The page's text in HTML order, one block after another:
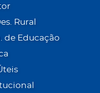
Rural
de Educação